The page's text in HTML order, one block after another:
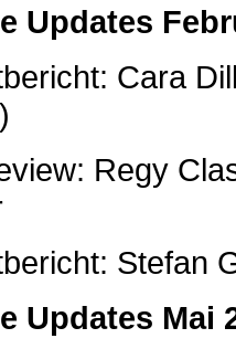
Updates
Cara
Regy
Stefan
Updates Mai